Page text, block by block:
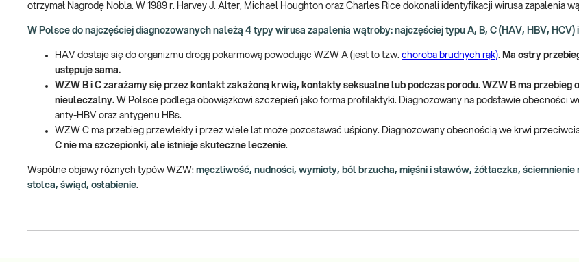
otrzymał Nagrodę Nobla. W 1989 r. Harvey J. Alter, Michael Houghton oraz Charles Rice dokonali identyfikacji wirusa zapalenia
W Polsce do najczęściej diagnozowanych należą 4 typy wirusa zapalenia wątroby: najczęściej typu A, B, C (HAV, HBV, HCV)
HAV dostaje się do organizmu drogą pokarmową powodując WZW A (jest to tzw. choroba brudnych rąk). Ma ostry
ustępuje sama.
WZW B i C zarażamy się przez kontakt zakażoną krwią, kontakty seksualne lub podczas porodu. WZW B ma przebieg
nieuleczalny. W Polsce podlega obowiązkowi szczepień jako forma profilaktyki. Diagnozowany na podstawie obecności
anty-HBV oraz antygenu HBs.
WZW C ma przebieg przewlekły i przez wiele lat może pozostawać uśpiony. Diagnozowany obecnością we krwi
C nie ma szczepionki, ale istnieje skuteczne leczenie.
Wspólne objawy różnych typów WZW: męczliwość, nudności, wymioty, ból brzucha, mięśni i stawów, żółtaczka, ściemnienie
stolca, świąd, osłabienie.